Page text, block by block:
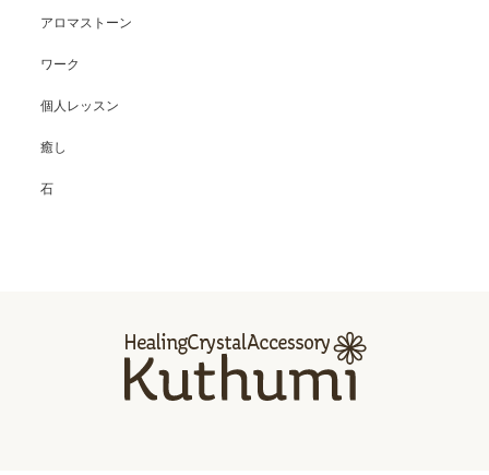
アロマストーン
ワーク
個人レッスン
癒し
石